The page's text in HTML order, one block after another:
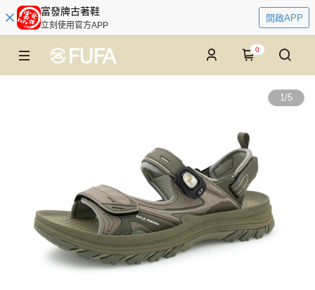
富發牌古著鞋
立刻使用官方APP
開啟APP
0
1/5